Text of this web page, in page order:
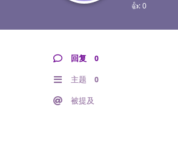
👍:0
回复 0
主题 0
被提及